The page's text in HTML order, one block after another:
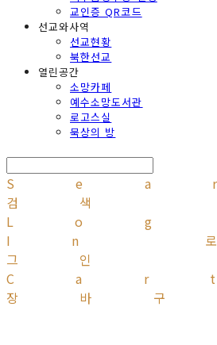
교인증 QR코드
선교와사역
선교현황
북한선교
열린공간
소망카페
예수소망도서관
로고스실
묵상의 방
검색
Log
In
그인
장바